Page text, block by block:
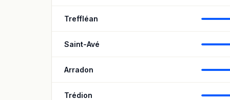
Treffléan
Saint-Avé
Arradon
Trédion